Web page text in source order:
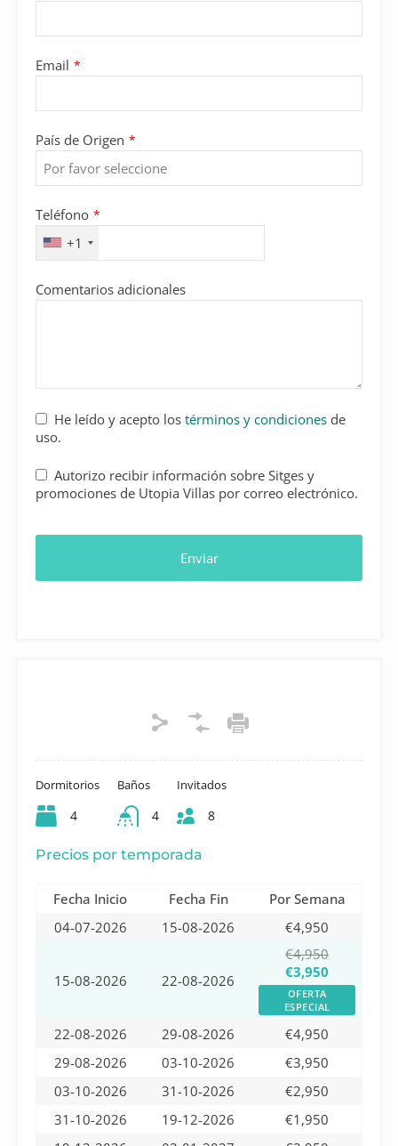
Dormitorios
4
Baños
4
Invitados
8
Precios por temporada
Fecha Inicio Fecha Fin
Por Semana
04-07-2026
15-08-2026 €4,950
15-08-2026 22-08-2026
€4,950
€3,950
OFERTA
ESPECIAL
22-08-2026 29-08-2026
€4,950
29-08-2026
03-10-2026
€3,950
03-10-2026
31-10-2026
€2,950
31-10-2026
19-12-2026
€1,950
Email *
País de Origen *
Teléfono *
+1
Comentarios adicionales
He leído y acepto los términos y condiciones de
uso.
Autorizo recibir información sobre Sitges y
promociones de Utopia Villas por correo electrónico.
Enviar